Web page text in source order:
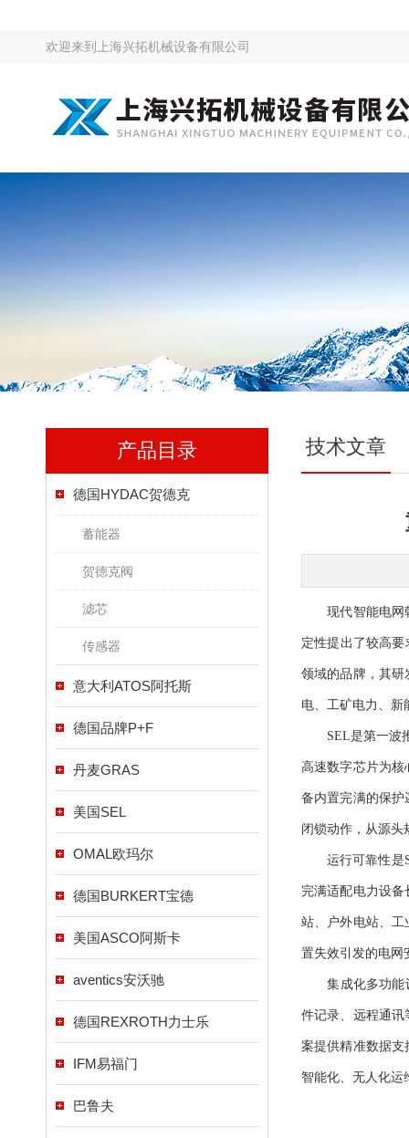
欢迎来到 上海兴拓机械设备有限公司
产品目录
德国HYDAC贺德克
蓄能器
贺德克阀
滤芯
传感器
意大利ATOS阿托斯
德国品牌P+F
丹麦GRAS
美国SEL
OMAL欧玛尔
德国BURKERT宝德
美国ASCO阿斯卡
aventics安沃驰
德国REXROTH力士乐
IFM易福门
巴鲁夫
技术文章
现代智能电网朝
定性提出了较高
领域的品牌，其
电、工矿电力、新
SEL是第一波推
高速数字芯片为
备内置完满的保
闭锁动作，从源头
运行可靠性是
完满适配电力设
站、户外电站、
置失效引发的电网
集成化多功能设
件记录、远程通
案提供精准数据
智能化、无人化运